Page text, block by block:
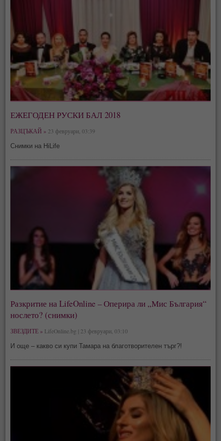
ЕЖЕГОДЕН РУСКИ БАЛ 2018
РАЗЦЪКАЙ » 23 февруари, 03:39
Снимки на HiLife
Разкритие на LifeOnline – Оперира ли „Мис България“
нослето? (снимки)
ЗВЕЗДИТЕ » LifeOnline.bg | 23 февруари, 03:10
И още – какво си купи Тамара на благотворителен търг?!